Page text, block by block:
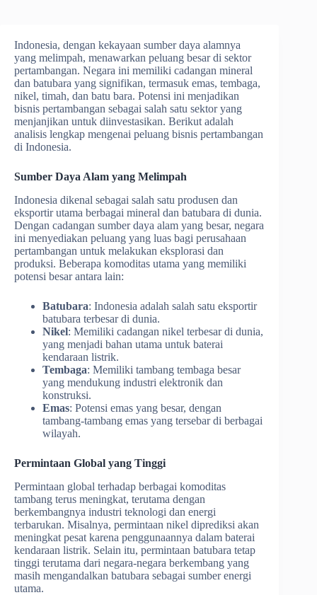
Indonesia, dengan kekayaan sumber daya alamnya
yang melimpah, menawarkan peluang besar di sektor
pertambangan. Negara ini memiliki cadangan mineral
dan batubara yang signifikan, termasuk emas, tembaga,
nikel, timah, dan batu bara. Potensi ini menjadikan
bisnis pertambangan sebagai salah satu sektor yang
menjanjikan untuk diinvestasikan. Berikut adalah
analisis lengkap mengenai peluang bisnis pertambangan
di Indonesia.
Sumber Daya Alam yang Melimpah
Indonesia dikenal sebagai salah satu produsen dan
eksportir utama berbagai mineral dan batubara di dunia.
Dengan cadangan sumber daya alam yang besar, negara
ini menyediakan peluang yang luas bagi perusahaan
pertambangan untuk melakukan eksplorasi dan
produksi. Beberapa komoditas utama yang memiliki
potensi besar antara lain:
Batubara: Indonesia adalah salah satu eksportir
batubara terbesar di dunia.
Nikel: Memiliki cadangan nikel terbesar di dunia,
yang menjadi bahan utama untuk baterai
kendaraan listrik.
Tembaga: Memiliki tambang tembaga besar
yang mendukung industri elektronik dan
konstruksi.
Emas: Potensi emas yang besar, dengan
tambang-tambang emas yang tersebar di berbagai
wilayah.
Permintaan Global yang Tinggi
Permintaan global terhadap berbagai komoditas
tambang terus meningkat, terutama dengan
berkembangnya industri teknologi dan energi
terbarukan. Misalnya, permintaan nikel diprediksi akan
meningkat pesat karena penggunaannya dalam baterai
kendaraan listrik. Selain itu, permintaan batubara tetap
tinggi terutama dari negara-negara berkembang yang
masih mengandalkan batubara sebagai sumber energi
utama.